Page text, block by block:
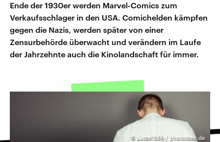
Ende der 1930er werden Marvel-Comics zum
Verkaufsschlager in den USA. Comichelden kämpfen
gegen die Nazis, werden später von einer
Zensurbehörde überwacht und verändern im Laufe
der Jahrzehnte auch die Kinolandschaft für immer.
© Lucas1989 / photocase.de